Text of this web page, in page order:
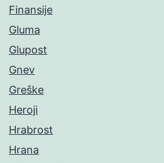
Finansije
Gluma
Glupost
Gnev
Greške
Heroji
Hrabrost
Hrana